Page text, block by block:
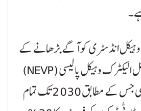
وہیکل انڈسٹری کو آگے بڑھانے کے
لیے 2019 میں نیشنل الیکٹرک وہیکل پالیسی (NEVP)
متعارف کروائی گئی تھی جس کے مطابق 2030 تک تمام